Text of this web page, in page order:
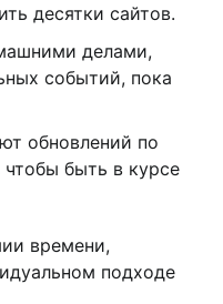
десятки сайтов.
делами,
событий, пока
обновлений по
быть в курсе
времени,
подходе